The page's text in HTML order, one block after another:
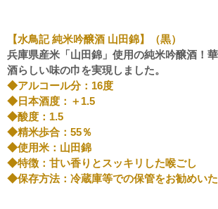
【水鳥記 純米吟醸酒 山田錦】（黒）
兵庫県産米「山田錦」使用の純米吟醸酒！
酒らしい味の巾を実現しました。
◆アルコール分：16度
◆日本酒度：＋1.5
◆酸度：1.5
◆精米歩合：55％
◆使用米：山田錦
◆特徴：甘い香りとスッキリした喉ごし
◆保存方法：冷蔵庫等での保管をお勧めいた